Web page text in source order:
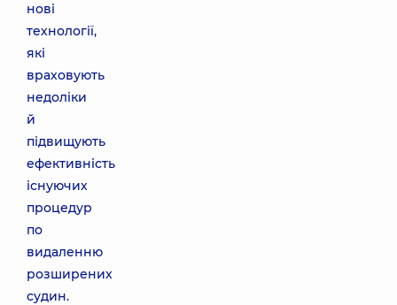
нові
технології,
які
враховують
недоліки
й
підвищують
ефективність
існуючих
процедур
по
видаленню
розширених
судин.